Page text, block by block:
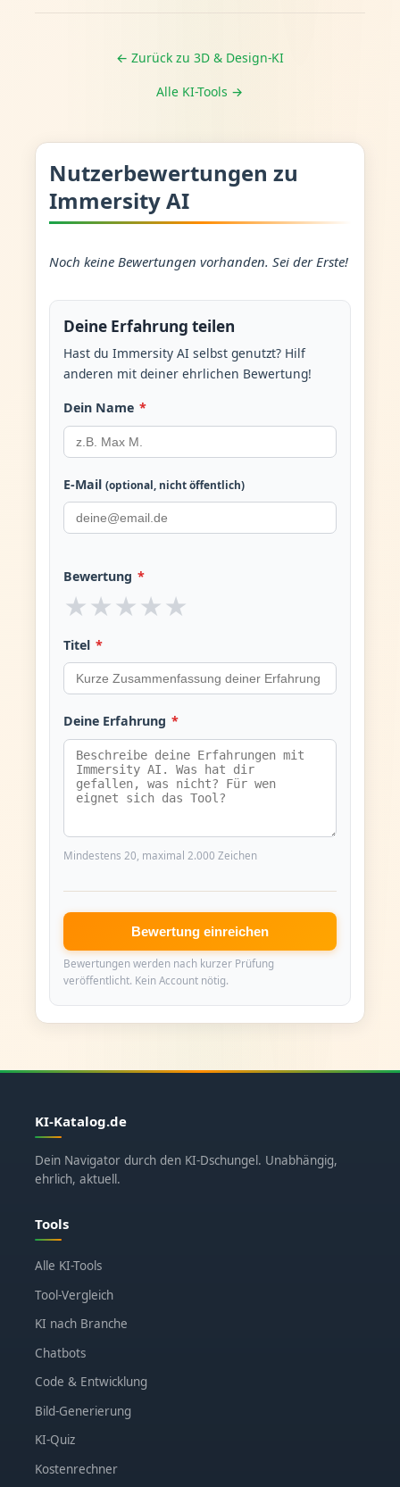
← Zurück zu 3D & Design-KI
Alle KI-Tools →
Nutzerbewertungen zu
Immersity AI
Noch keine Bewertungen vorhanden. Sei der Erste!
Deine Erfahrung teilen
Hast du Immersity AI selbst genutzt? Hilf
anderen mit deiner ehrlichen Bewertung!
Dein Name *
E-Mail (optional, nicht öffentlich)
Bewertung *
★ ★ ★ ★ ★
Titel *
Deine Erfahrung *
Mindestens 20, maximal 2.000 Zeichen
Bewertung einreichen
Bewertungen werden nach kurzer Prüfung
veröffentlicht. Kein Account nötig.
KI-Katalog.de
Dein Navigator durch den KI-Dschungel. Unabhängig,
ehrlich, aktuell.
Tools
Alle KI-Tools
Tool-Vergleich
KI nach Branche
Chatbots
Code & Entwicklung
Bild-Generierung
KI-Quiz
Kostenrechner